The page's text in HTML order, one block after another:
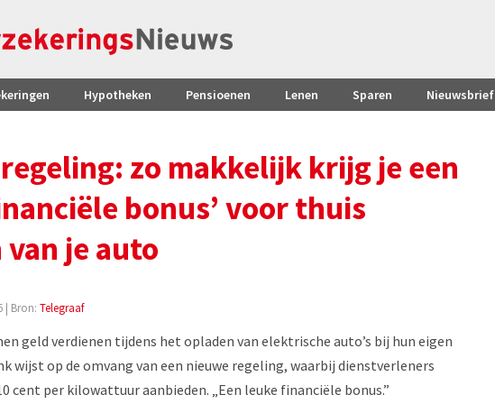
Hypotheken Pensioenen Lenen Sparen Nieuwsbrief
zo makkelijk krijg je een
bonus’ voor thuis
je auto
| Bron: Telegraaf
geld verdienen tijdens het opladen van elektrische auto’s bij hun eigen
wijst op de omvang van een nieuwe regeling, waarbij dienstverleners
cent per kilowattuur aanbieden. „Een leuke financiële bonus.”